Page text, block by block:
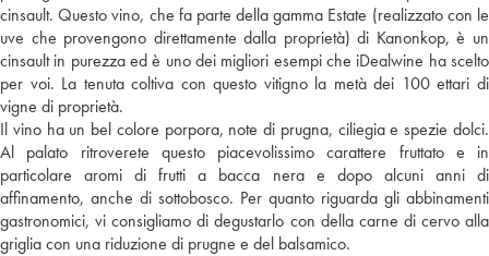
cinsault. Questo vino, che fa parte della gamma Estate (realizzato con le
uve che provengono direttamente dalla proprietà) di Kanonkop, è un
cinsault in purezza ed è uno dei migliori esempi che iDealwine ha scelto
per voi. La tenuta coltiva con questo vitigno la metà dei 100 ettari di
vigne di proprietà.
Il vino ha un bel colore porpora, note di prugna, ciliegia e spezie dolci.
Al palato ritroverete questo piacevolissimo carattere fruttato e in
particolare aromi di frutti a bacca nera e dopo alcuni anni di
affinamento, anche di sottobosco. Per quanto riguarda gli abbinamenti
gastronomici, vi consigliamo di degustarlo con della carne di cervo alla
griglia con una riduzione di prugne e del balsamico.